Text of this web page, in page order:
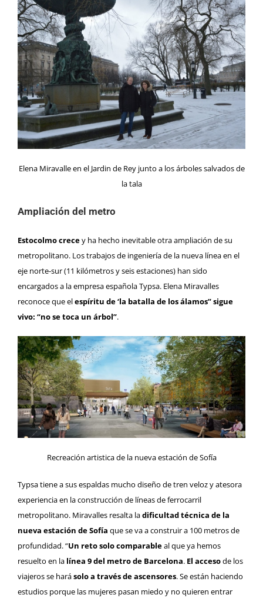
Elena Miravalle en el Jardin de Rey junto a los árboles salvados de
la tala
Ampliación del metro
Estocolmo crecey ha hecho inevitable otra ampliación de su
metropolitano. Los trabajos de ingeniería de la nueva línea en el
eje norte-sur (11 kilómetros y seis estaciones) han sido
encargados a la empresa española Typsa. Elena Miravalles
reconoce que elespíritu de ‘la batalla de los álamos” sigue
vivo: “no se toca un árbol”.
Recreación artistica de la nueva estación de Sofía
Typsa tiene a sus espaldas mucho diseño de tren veloz y atesora
experiencia en la construcción de líneas de ferrocarril
metropolitano. Miravalles resalta ladificultad técnica de la
nueva estación de Sofía que se va a construir a 100 metros de
profundidad. “Un reto solo comparableal que ya hemos
resuelto en la línea 9 del metro de Barcelona. El accesode los
viajeros se harásolo a través de ascensores. Se están haciendo
estudios porque las mujeres pasan miedo y no quieren entrar